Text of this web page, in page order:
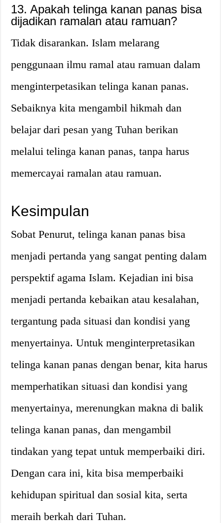
13. Apakah telinga kanan panas bisa
dijadikan ramalan atau ramuan?
Tidak disarankan. Islam melarang
penggunaan ilmu ramal atau ramuan dalam
menginterpetasikan telinga kanan panas.
Sebaiknya kita mengambil hikmah dan
belajar dari pesan yang Tuhan berikan
melalui telinga kanan panas, tanpa harus
memercayai ramalan atau ramuan.
Kesimpulan
Sobat Penurut, telinga kanan panas bisa
menjadi pertanda yang sangat penting dalam
perspektif agama Islam. Kejadian ini bisa
menjadi pertanda kebaikan atau kesalahan,
tergantung pada situasi dan kondisi yang
menyertainya. Untuk menginterpretasikan
telinga kanan panas dengan benar, kita harus
memperhatikan situasi dan kondisi yang
menyertainya, merenungkan makna di balik
telinga kanan panas, dan mengambil
tindakan yang tepat untuk memperbaiki diri.
Dengan cara ini, kita bisa memperbaiki
kehidupan spiritual dan sosial kita, serta
meraih berkah dari Tuhan.